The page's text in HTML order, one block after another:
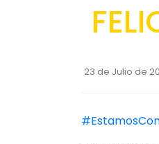
23 de Julio de